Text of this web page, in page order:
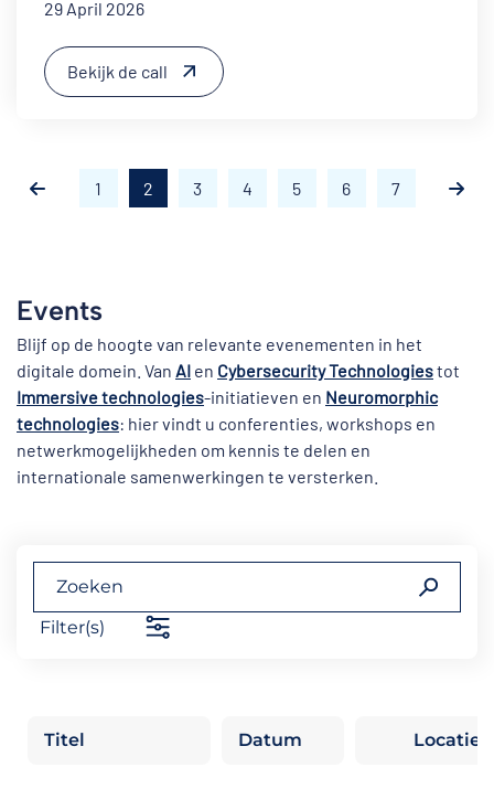
29 April 2026
Bekijk de call
1 2 3 4 5 6 7
Events
Blijf op de hoogte van relevante evenementen in het
digitale domein. Van AI en Cybersecurity Technologiestot
Immersive technologies-initiatieven en Neuromorphic
technologies: hier vindt u conferenties, workshops en
netwerkmogelijkheden om kennis te delen en
internationale samenwerkingen te versterken.
Filter(s)
Titel Datum Locatie